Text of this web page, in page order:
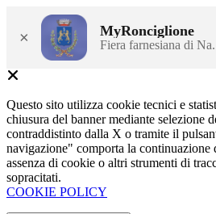
× MyRonciglione
Fiera farnesiana di
Questo sito utilizza cookie tecnici e
chiusura del banner mediante selezione
contraddistinto dalla X o tramite il
navigazione" comporta la continuazione
assenza di cookie o altri strumenti di
sopracitati.
COOKIE POLICY